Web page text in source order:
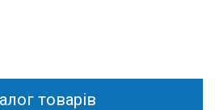
товарів